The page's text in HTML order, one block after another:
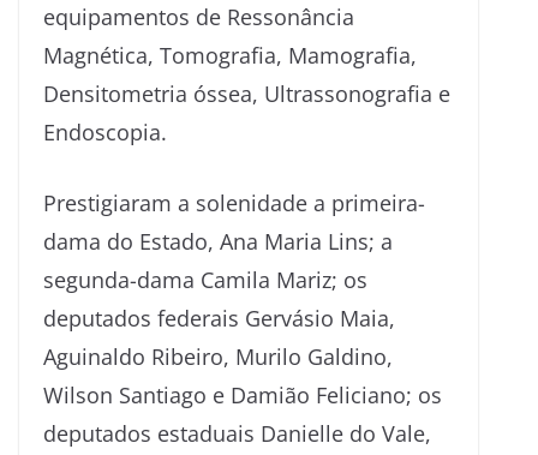
equipamentos de Ressonância
Magnética, Tomografia, Mamografia,
Densitometria óssea, Ultrassonografia e
Endoscopia.
Prestigiaram a solenidade a primeira-
dama do Estado, Ana Maria Lins; a
segunda-dama Camila Mariz; os
deputados federais Gervásio Maia,
Aguinaldo Ribeiro, Murilo Galdino,
Wilson Santiago e Damião Feliciano; os
deputados estaduais Danielle do Vale,